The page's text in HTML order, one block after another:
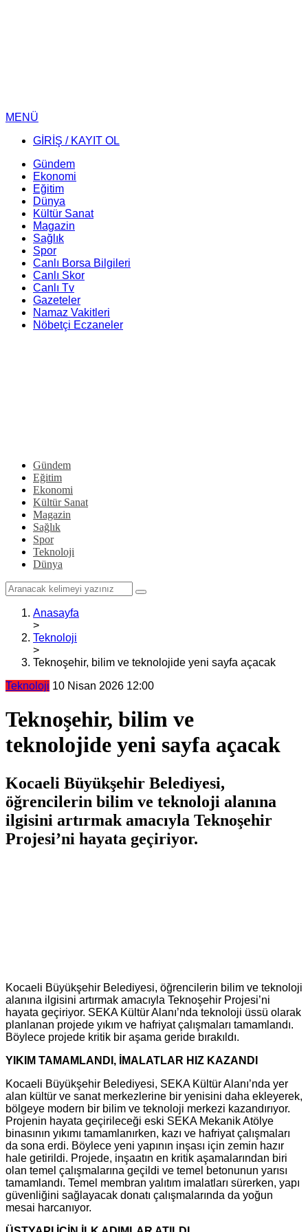
MENÜ
GİRİŞ / KAYIT OL
Gündem
Ekonomi
Eğitim
Dünya
Kültür Sanat
Magazin
Sağlık
Spor
Canlı Borsa Bilgileri
Canlı Skor
Canlı Tv
Gazeteler
Namaz Vakitleri
Nöbetçi Eczaneler
Gündem
Eğitim
Ekonomi
Kültür Sanat
Magazin
Sağlık
Spor
Teknoloji
Dünya
Anasayfa
>
Teknoloji
>
Teknoşehir, bilim ve teknolojide yeni sayfa açacak
Teknoloji 10 Nisan 2026 12:00
Teknoşehir, bilim ve
teknolojide yeni sayfa açacak
Kocaeli Büyükşehir Belediyesi,
öğrencilerin bilim ve teknoloji alanına
ilgisini artırmak amacıyla Teknoşehir
Projesi’ni hayata geçiriyor.
Kocaeli Büyükşehir Belediyesi, öğrencilerin bilim ve teknoloji
alanına ilgisini artırmak amacıyla Teknoşehir Projesi’ni
hayata geçiriyor. SEKA Kültür Alanı’nda teknoloji üssü olarak
planlanan projede yıkım ve hafriyat çalışmaları tamamlandı.
Böylece projede kritik bir aşama geride bırakıldı.
YIKIM TAMAMLANDI, İMALATLAR HIZ KAZANDI
Kocaeli Büyükşehir Belediyesi, SEKA Kültür Alanı’nda yer
alan kültür ve sanat merkezlerine bir yenisini daha ekleyerek,
bölgeye modern bir bilim ve teknoloji merkezi kazandırıyor.
Projenin hayata geçirileceği eski SEKA Mekanik Atölye
binasının yıkımı tamamlanırken, kazı ve hafriyat çalışmaları
da sona erdi. Böylece yeni yapının inşası için zemin hazır
hale getirildi. Projede, inşaatın en kritik aşamalarından biri
olan temel çalışmalarına geçildi ve temel betonunun yarısı
tamamlandı. Temel membran yalıtım imalatları sürerken, yapı
güvenliğini sağlayacak donatı çalışmalarında da yoğun
mesai harcanıyor.